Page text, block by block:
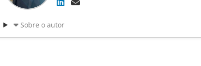
Sobre o autor